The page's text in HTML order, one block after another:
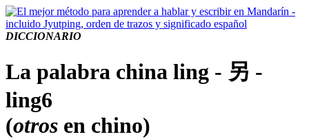
DICCIONARIO
La palabra china ling - 另 -
ling6
(otros en chino)